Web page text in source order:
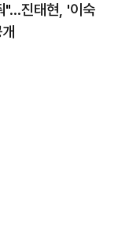
"…진태현, '이숙